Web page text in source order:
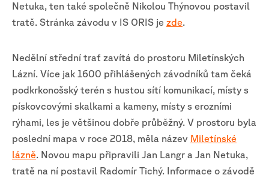
Netuka, ten také společně Nikolou Thýnovou postavil
tratě. Stránka závodu v IS ORIS je zde.
Nedělní střední trať zavítá do prostoru Miletínských
Lázní. Více jak 1600 přihlášených závodníků tam čeká
podkrkonošský terén s hustou sítí komunikací, místy s
pískovcovými skalkami a kameny, místy s erozními
rýhami, les je většinou dobře průběžný. V prostoru byla
poslední mapa v roce 2018, měla název Miletínské
lázně. Novou mapu připravili Jan Langr a Jan Netuka,
tratě na ní postavil Radomír Tichý. Informace o závodě